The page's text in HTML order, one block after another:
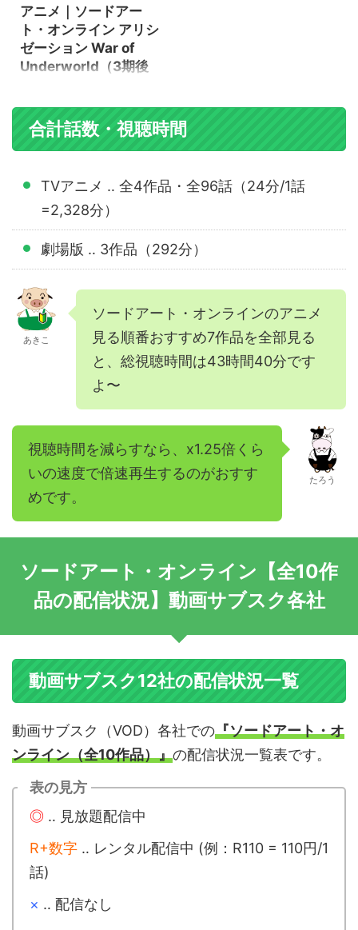
（1期）の動画を無料で配 ...
（VOD）や、無料動画サイト
情報などについてまとめまし
た。 アニメ「ソードアート・
オンライン オルタナティブ ガ
は初めての方向けの無料お試
し登録を利用して、動画の全
レミアムなら、30日間の無料
「ソードアート・オンライン
オルタナティブ ガンゲイル・
...
オンライン アリシゼーション
アニメ｜ソードアー
ト・オンライン アリシ
ゼーション War of
Underworld（3期後
アニメ「ソードアート・オン
ライン アリシゼーション War
サブスク（VOD）や、無料動
画サイト情報などについてま
アート・オンライン アリシゼ
ーション War of
見放題で配信中の主な動画サ
ブスクは10社あり、その内7社
では初めての方向けの無料お
試し登録を利用して、動画の
全話視聴が楽しめます。 DMM
料トライアル期間中に、アニ
メ「ソードアート・オン ...
合計話数・視聴時間
TVアニメ ‥ 全4作品・全96話（24分/1話
=2,328分）
劇場版 ‥ 3作品（292分）
あきこ
ソードアート・オンラインのアニメ
見る順番おすすめ7作品を全部見る
と、総視聴時間は43時間40分です
よ〜
視聴時間を減らすなら、x1.25倍くら
いの速度で倍速再生するのがおすす
めです。
たろう
ソードアート・オンライン【全10作
品の配信状況】動画サブスク各社
動画サブスク12社の配信状況一覧
動画サブスク（VOD）各社での『ソードアート・オ
ンライン（全10作品）』の配信状況一覧表です。
表の見方
◎ ‥ 見放題配信中
R+数字 ‥ レンタル配信中 (例：R110 = 110円/1
話)
× ‥ 配信なし